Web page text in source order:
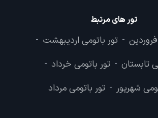
تور های مرتبط
- تور باتومی اردیبهشت -
تابستان - تور باتومی خرداد -
شهریور - تور باتومی مرداد